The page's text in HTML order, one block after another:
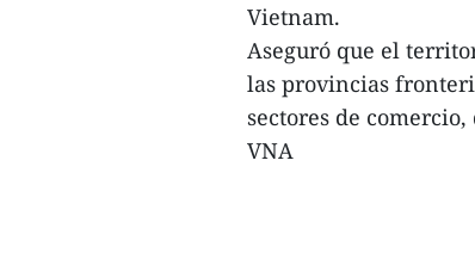
Vietnam.
Aseguró que el
las provincias
sectores de
VNA